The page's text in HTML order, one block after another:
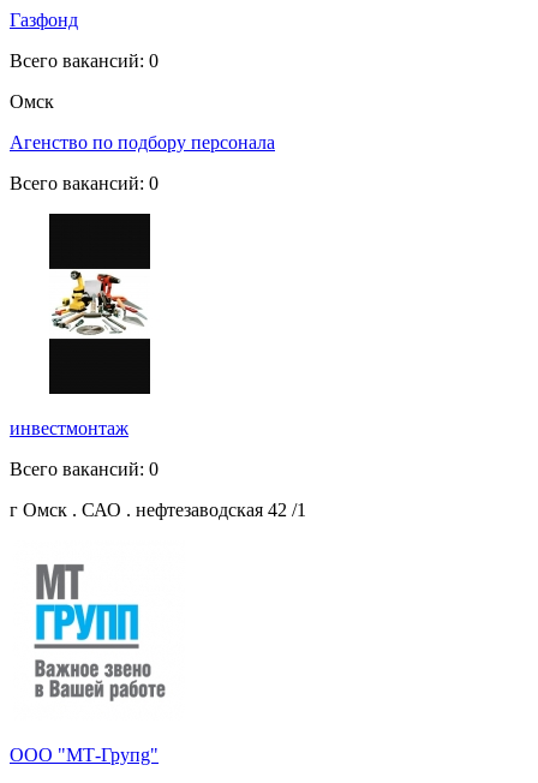
Газфонд
Всего вакансий: 0
Омск
Агенство по подбору персонала
Всего вакансий: 0
инвестмонтаж
Всего вакансий: 0
г Омск . САО . нефтезаводская 42 /1
ООО "МТ-Групg"